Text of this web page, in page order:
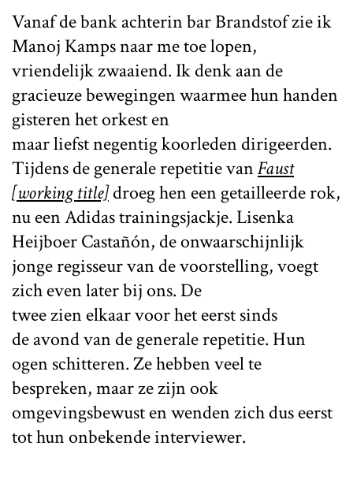
Vanaf de bank achterin bar Brandstof zie ik
Manoj Kamps naar me toe lopen,
vriendelijk zwaaiend. Ik denk aan de
gracieuze bewegingen waarmeehunhanden
gisteren het orkest en
maar liefst negentig koorleden dirigeerden.
Tijdens de generale repetitie vanFaust
[working title]droeg hen een getailleerde rok,
nu een Adidas trainingsjackje. Lisenka
Heijboer Castañón, de onwaarschijnlijk
jonge regisseur van de voorstelling, voegt
zich even later bij ons. De
twee zien elkaar voor het eerst sinds
de avond van de generale repetitie. Hun
ogen schitteren. Ze hebben veel te
bespreken, maar ze zijn ook
omgevingsbewust en wenden zich dus eerst
tot hun onbekende interviewer.